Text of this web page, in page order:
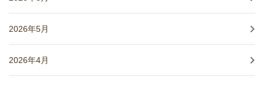
2026年5月
2026年4月